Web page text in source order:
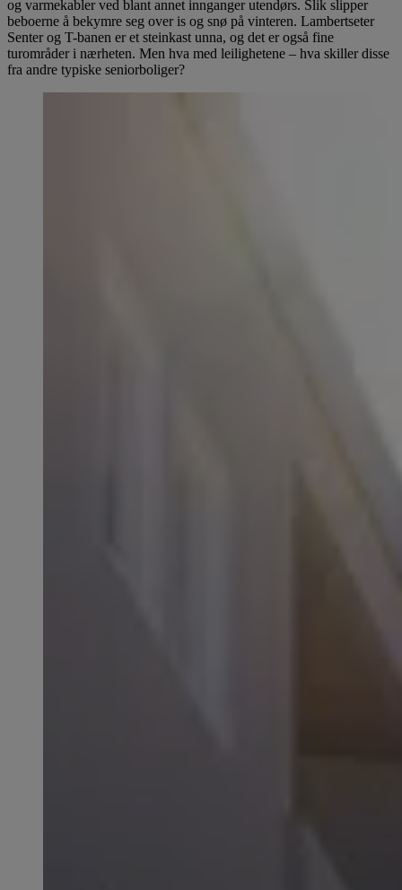
og varmekabler ved blant annet innganger utendørs. Slik slipper
beboerne å bekymre seg over is og snø på vinteren. Lambertseter
Senter og T-banen er et steinkast unna, og det er også fine
turområder i nærheten. Men hva med leilighetene – hva skiller disse
fra andre typiske seniorboliger?